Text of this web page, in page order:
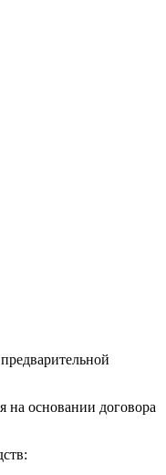
на основании договора